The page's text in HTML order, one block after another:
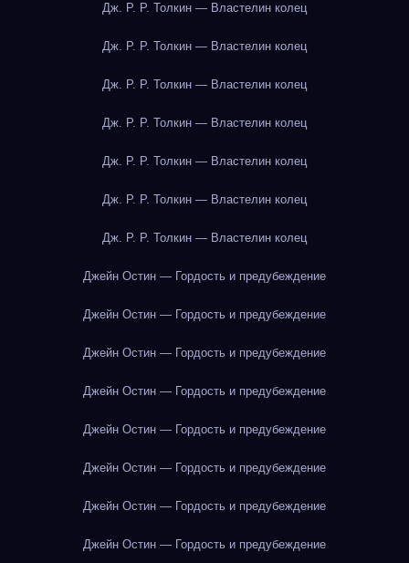
Дж. Р. Р. Толкин — Властелин колец
Дж. Р. Р. Толкин — Властелин колец
Дж. Р. Р. Толкин — Властелин колец
Дж. Р. Р. Толкин — Властелин колец
Дж. Р. Р. Толкин — Властелин колец
Дж. Р. Р. Толкин — Властелин колец
Дж. Р. Р. Толкин — Властелин колец
Джейн Остин — Гордость и предубеждение
Джейн Остин — Гордость и предубеждение
Джейн Остин — Гордость и предубеждение
Джейн Остин — Гордость и предубеждение
Джейн Остин — Гордость и предубеждение
Джейн Остин — Гордость и предубеждение
Джейн Остин — Гордость и предубеждение
Джейн Остин — Гордость и предубеждение